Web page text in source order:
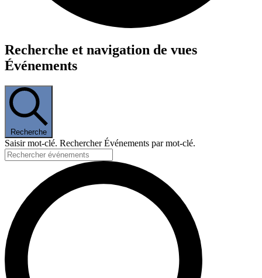
Événements
Recherche et navigation de vues
Événements
Recherche
Saisir mot-clé. Rechercher Événements par mot-clé.